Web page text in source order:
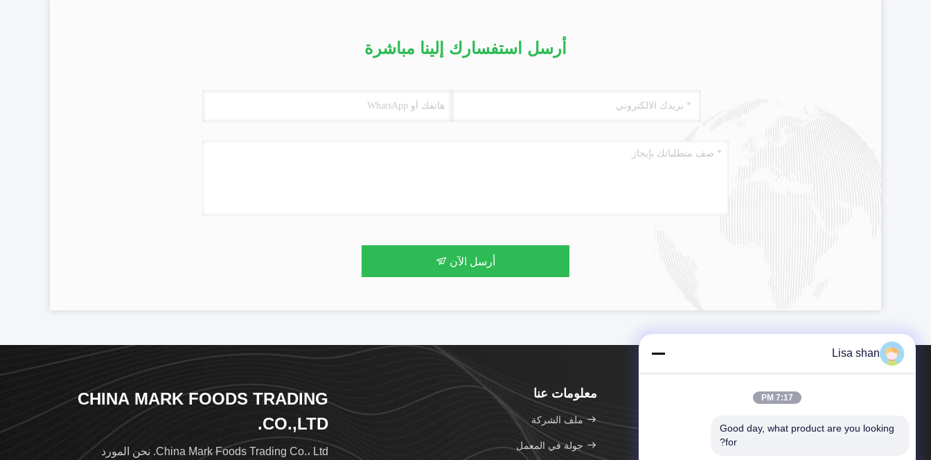
أرسل استفسارك إلينا مباشرة
أرسل الآن
هاتف：86--15375248610
معلومات عنا
ملف الشركة
جولة في المعمل
CHINA MARK FOODS TRADING
CO.,LTD.
China Mark Foods Trading Co.، Ltd. نحن المورد
Lisa shan
7:17 PM
Good day, what product are you looking
for?